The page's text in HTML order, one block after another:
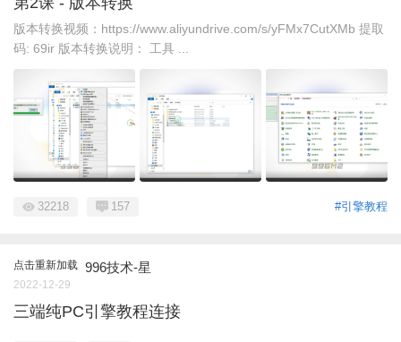
版本转换视频：https://www.aliyundrive.com/s/yFMx7CutXMb 提取
码: 69ir 版本转换说明： 工具 ...
#引擎教程
32218 157
点击重新加载 996技术-星
2022-12-29
三端纯PC引擎教程连接